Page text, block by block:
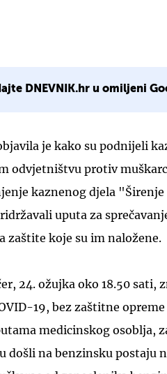
DNEVNIK.hr u omiljeni
je kako su podnijeli
odvjetništvu protiv
kaznenog djela
uputa za
zaštite koje su im naložene.
24. ožujka oko 18.50 sati,
19, bez zaštitne
medicinskog osoblja,
došli na benzinsku postaju